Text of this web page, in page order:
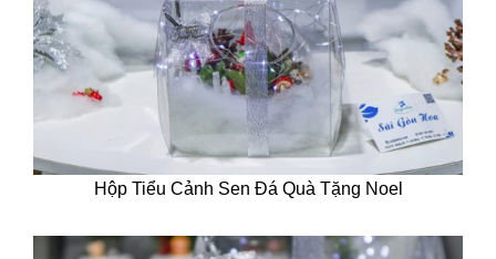
Hộp Tiểu Cảnh Sen Đá Quà Tặng Noel